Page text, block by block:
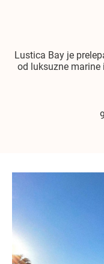
Lustica Bay je
od luksuzne marine